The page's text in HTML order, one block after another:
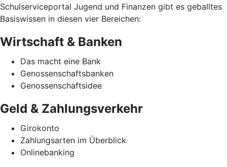
Schulserviceportal Jugend und Finanzen gibt es geballtes
Basiswissen in diesen vier Bereichen:
Wirtschaft & Banken
Das macht eine Bank
Genossenschaftsbanken
Genossenschaftsidee
Geld & Zahlungsverkehr
Girokonto
Zahlungsarten im Überblick
Onlinebanking